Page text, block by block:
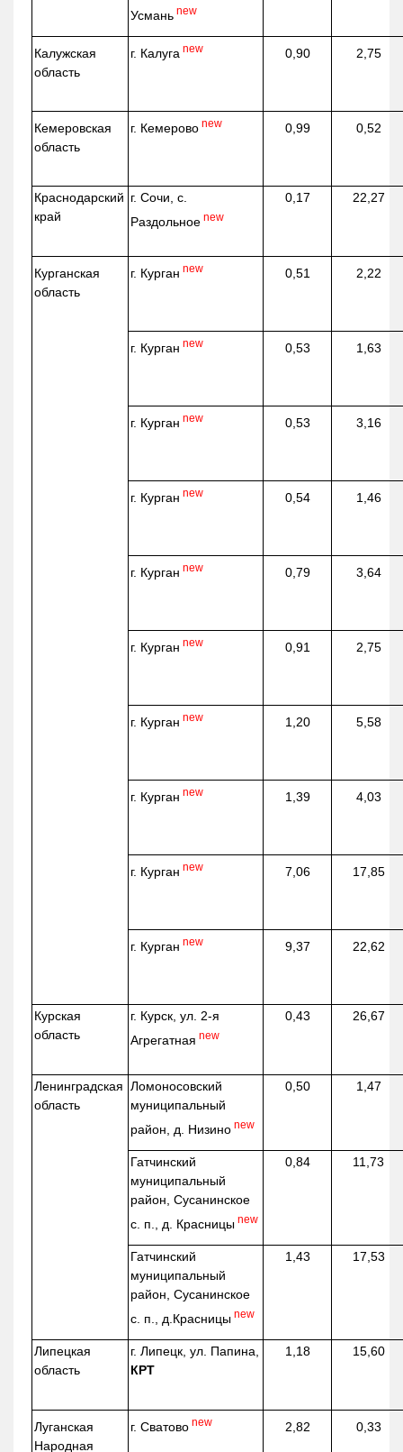
Усмань new
Калужская
область
г. Калуга new 0,90 2,75
Кемеровская
область
г. Кемерово new 0,99 0,52
Краснодарский
край
г. Сочи, с.
Раздольное new
0,17 22,27
Курганская
область
г. Курган new 0,51 2,22
г. Курган new 0,53 1,63
г. Курган new 0,53 3,16
г. Курган new 0,54 1,46
г. Курган new 0,79 3,64
г. Курган new 0,91 2,75
г. Курган new 1,20 5,58
г. Курган new 1,39 4,03
г. Курган new 7,06 17,85
г. Курган new 9,37 22,62
Курская
область
г. Курск, ул. 2-я
Агрегатная new
0,43 26,67
Ленинградская
область
Ломоносовский
муниципальный
район, д. Низино new
0,50 1,47
Гатчинский
муниципальный
район, Сусанинское
с. п., д. Красницы new
0,84 11,73
Гатчинский
муниципальный
район, Сусанинское
с. п., д.Красницы new
1,43 17,53
Липецкая
область
г. Липецк, ул. Папина,
КРТ
1,18 15,60
Луганская
Народная
г. Сватово new 2,82 0,33